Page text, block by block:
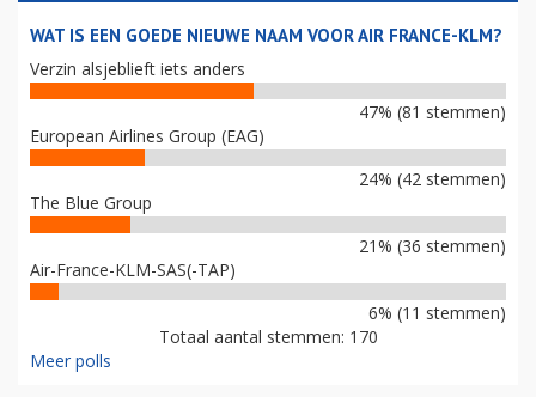
WAT IS EEN GOEDE NIEUWE NAAM VOOR AIR FRANCE-KLM?
Verzin alsjeblieft iets anders
47% (81 stemmen)
European Airlines Group (EAG)
24% (42 stemmen)
The Blue Group
21% (36 stemmen)
Air-France-KLM-SAS(-TAP)
6% (11 stemmen)
Totaal aantal stemmen: 170
Meer polls